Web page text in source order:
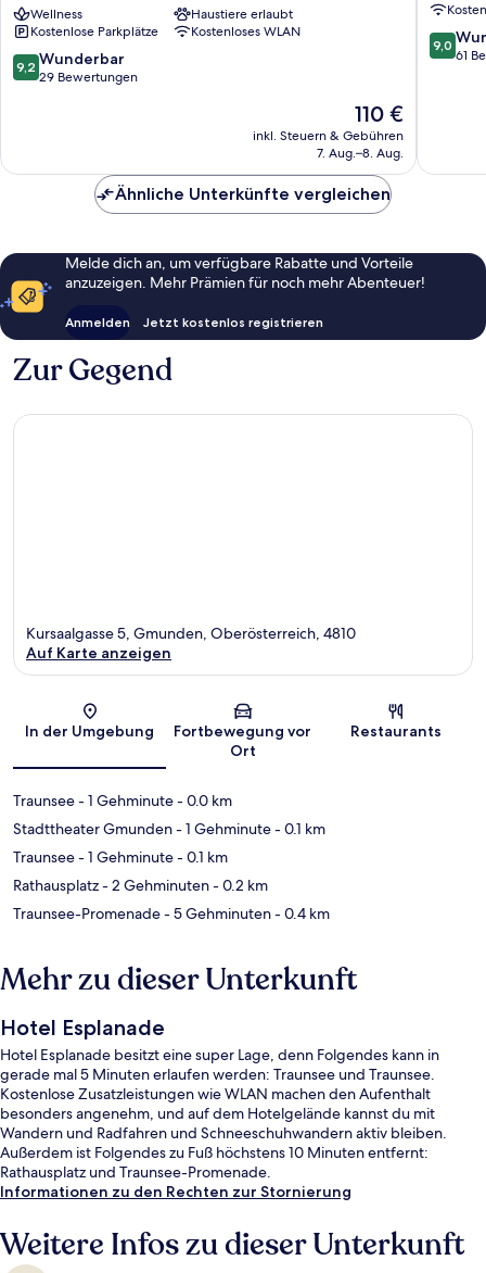
Dein
smartes
Hotel
Schlüßlberg
Wellness
Haustiere erlaubt
Kostenlose Parkplätze
Kostenloses WLAN
9.2
von
9,2 Wunderbar
29 Bewertungen
Der
Preis
beträgt
110 €
inkl. Steuern & Gebühren
7. Aug.–8. Aug.
9.0
von
9,0
61
Ähnliche Unterkünfte vergleichen
Melde dich an, um verfügbare Rabatte und Vorteile
anzuzeigen. Mehr Prämien für noch mehr Abenteuer!
Anmelden Jetzt kostenlos registrieren
Zur Gegend
Karte
Kursaalgasse 5, Gmunden, Oberösterreich, 4810
Auf Karte anzeigen
In der Umgebung
Fortbewegung vor
Ort
Restaurants
Traunsee- 1 Gehminute- 0.0 km
Stadttheater Gmunden- 1 Gehminute- 0.1 km
Traunsee- 1 Gehminute- 0.1 km
Rathausplatz- 2 Gehminuten- 0.2 km
Traunsee-Promenade- 5 Gehminuten- 0.4 km
Mehr zu dieser Unterkunft
Hotel Esplanade
Hotel Esplanade besitzt eine super Lage, denn Folgendes kann in
gerade mal 5 Minuten erlaufen werden: Traunsee und Traunsee.
Kostenlose Zusatzleistungen wie WLAN machen den Aufenthalt
besonders angenehm, und auf dem Hotelgelände kannst du mit
Wandern und Radfahren und Schneeschuhwandern aktiv bleiben.
Außerdem ist Folgendes zu Fuß höchstens 10 Minuten entfernt:
Rathausplatz und Traunsee-Promenade.
Informationen zu den Rechten zur Stornierung
Weitere Infos zu dieser Unterkunft